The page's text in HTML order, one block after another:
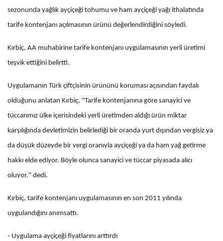
sezonunda yağlık ayçiçeği tohumu ve ham ayçiçeği yağı ithalatında
tarife kontenjanı açılmasının ürünü değerlendirdiğini söyledi.
Kırbiç, AA muhabirine tarife kontenjanı uygulamasının yerli üretimi
teşvik ettiğini belirtti.
Uygulamanın Türk çiftçisinin ürününü koruması açısından faydalı
olduğunu anlatan Kırbiç, "Tarife kontenjanına göre sanayici ve
tüccarımız ülke içerisindeki yerli üretimden aldığı ürün miktar
karşılığında devletimizin belirlediği bir oranda yurt dışından vergisiz ya
da düşük düzeyde bir vergi oranıyla ayçiçeği ya da ham yağ getirme
hakkı elde ediyor. Böyle olunca sanayici ve tüccar piyasada alıcı
oluyor." dedi.
Kırbiç, tarife kontenjanı uygulamasının en son 2011 yılında
uygulandığını anımsattı.
- Uygulama ayçiçeği fiyatlarını arttırdı